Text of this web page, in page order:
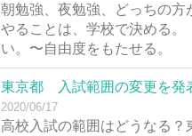
朝勉強、夜勉強、どっちの
やることは、学校で決める
い。〜自由度をもたせる。
東京都 入試範囲の変更を発
2020/06/17
高校入試の範囲はどうなる